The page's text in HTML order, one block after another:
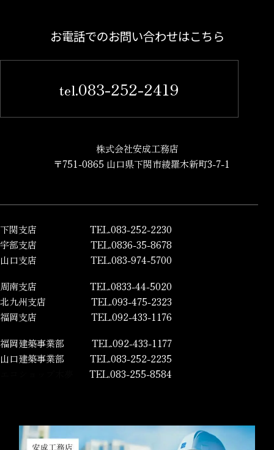
お電話でのお問い合わせはこちら
tel.083-252-2419
株式会社安成工務店
〒751-0865 山口県下関市綾羅木新町3-7-1
下関支店
TEL.083-252-2230
宇部支店
TEL.0836-35-8678
山口支店
TEL.083-974-5700
周南支店
TEL.0833-44-5020
北九州支店
TEL.093-475-2323
福岡支店
TEL.092-433-1176
福岡建築事業部
TEL.092-433-1177
山口建築事業部
TEL.083-252-2235
TEL.083-255-8584